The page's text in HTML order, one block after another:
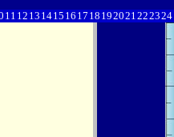
11 12 13 1415 16 17 18 192021222324